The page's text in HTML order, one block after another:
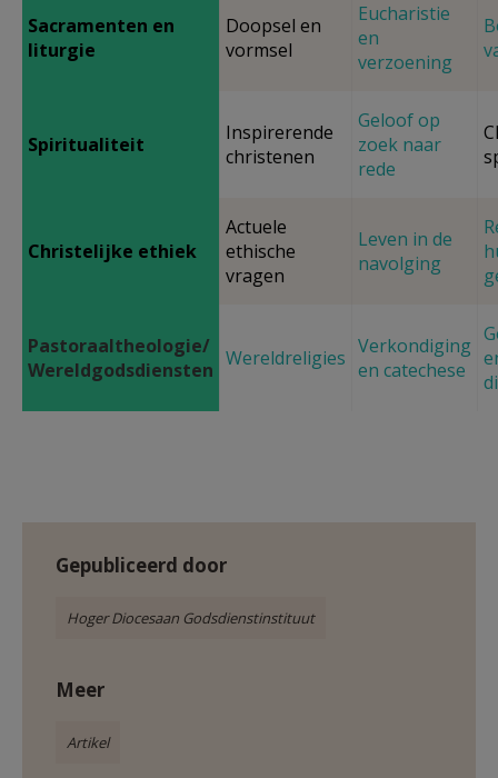
Sacramenten en
liturgie
Doopsel en
vormsel
Eucharistie
en
verzoening
Spiritualiteit
Inspirerende
christenen
Geloof op
zoek naar
rede
Christelijke ethiek
Actuele
ethische
vragen
Leven in de
navolging
Pastoraaltheologie/
Wereldgodsdiensten Wereldreligies Verkondiging
en catechese
Gepubliceerd door
Hoger Diocesaan Godsdienstinstituut
Meer
Artikel